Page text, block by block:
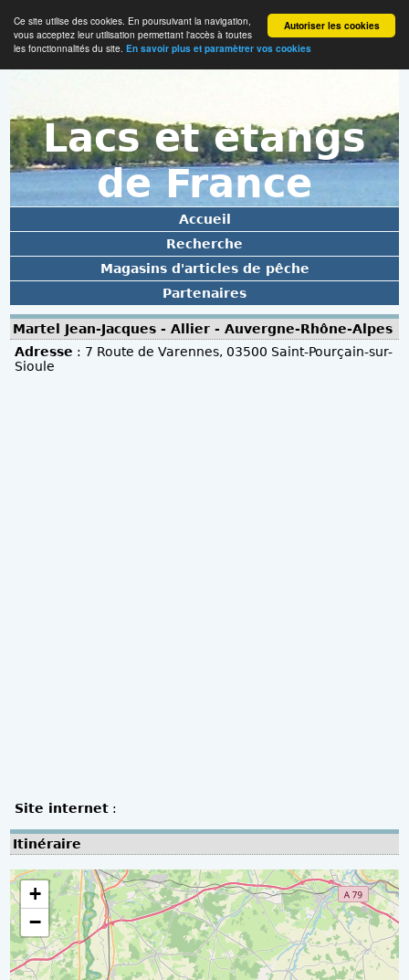
Autoriser les cookies
Ce site utilise des cookies. En poursuivant la navigation,
vous acceptez leur utilisation permettant l'accès à toutes
les fonctionnalités du site. En savoir plus et paramètrer vos cookies
Lacs et étangs
de France
Accueil
Recherche
Magasins d'articles de pêche
Partenaires
Martel Jean-Jacques - Allier - Auvergne-Rhône-Alpes
Adresse : 7 Route de Varennes, 03500 Saint-Pourçain-sur-
Sioule
Site internet :
Itinéraire
+
−